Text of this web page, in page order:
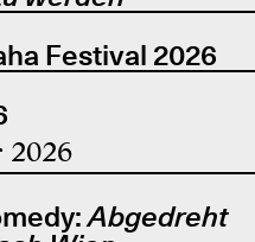
Festival 2026
2026
Abgedreht